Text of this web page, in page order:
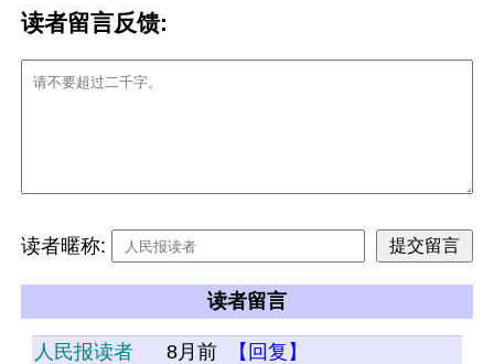
读者留言反馈:
读者暱称:
读者留言
人民报读者 8月前
【回复】